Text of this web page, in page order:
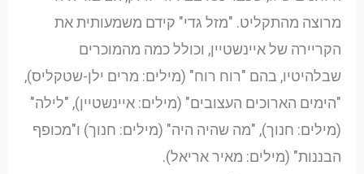
מרוצה מהתקליט. "מזל גדי" קידם משמעותית את
הקריירה של איינשטיין, וכולל כמה מהמוכרים
שבלהיטיו, בהם "רוח רוח" (מילים: מרים ילן-שטקליס),
"הימים הארוכים העצובים" (מילים: איינשטיין), "לילה"
(מילים: חנוך), "מה שהיה היה" (מילים: חנוך) ו"מכופף
הבננות" (מילים: מאיר אריאל).